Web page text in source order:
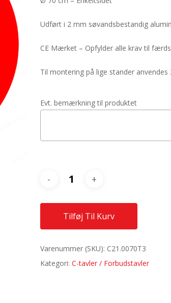
Udført i 2 mm søvandsbestandig
CE Mærket – Opfylder alle krav til
Til montering på lige stander
Evt. bemærkning til produktet
Tilføj Til Kurv
Varenummer (SKU): C21.0070T3
Kategori: C-tavler / Forbudstavler